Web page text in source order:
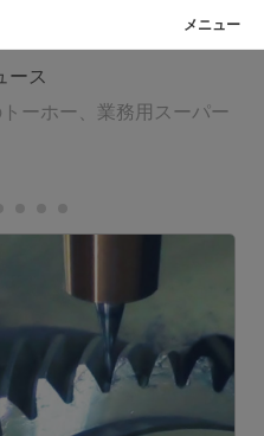
ース
ーホー、業務用スーパー